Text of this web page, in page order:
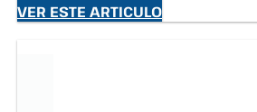
VER ESTE ARTICULO